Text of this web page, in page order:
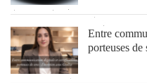
Entre
porteuses